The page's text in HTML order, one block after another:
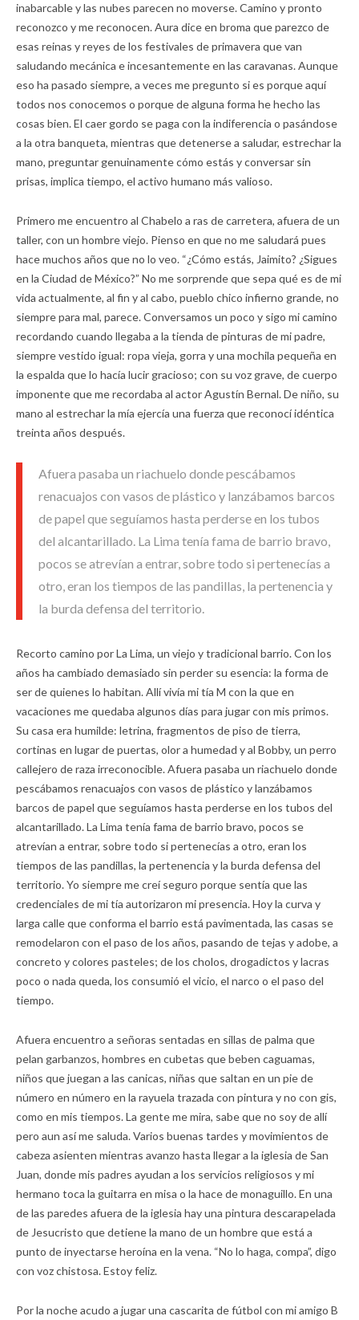
inabarcable y las nubes parecen no moverse. Camino y pronto
reconozco y me reconocen. Aura dice en broma que parezco de
esas reinas y reyes de los festivales de primavera que van
saludando mecánica e incesantemente en las caravanas. Aunque
eso ha pasado siempre, a veces me pregunto si es porque aquí
todos nos conocemos o porque de alguna forma he hecho las
cosas bien. El caer gordo se paga con la indiferencia o pasándose
a la otra banqueta, mientras que detenerse a saludar, estrechar la
mano, preguntar genuinamente cómo estás y conversar sin
prisas, implica tiempo, el activo humano más valioso.
Primero me encuentro al Chabelo a ras de carretera, afuera de un
taller, con un hombre viejo. Pienso en que no me saludará pues
hace muchos años que no lo veo. “¿Cómo estás, Jaimito? ¿Sigues
en la Ciudad de México?” No me sorprende que sepa qué es de mi
vida actualmente, al fin y al cabo, pueblo chico infierno grande, no
siempre para mal, parece. Conversamos un poco y sigo mi camino
recordando cuando llegaba a la tienda de pinturas de mi padre,
siempre vestido igual: ropa vieja, gorra y una mochila pequeña en
la espalda que lo hacía lucir gracioso; con su voz grave, de cuerpo
imponente que me recordaba al actor Agustín Bernal. De niño, su
mano al estrechar la mía ejercía una fuerza que reconocí idéntica
treinta años después.
Afuera pasaba un riachuelo donde pescábamos
renacuajos con vasos de plástico y lanzábamos barcos
de papel que seguíamos hasta perderse en los tubos
del alcantarillado. La Lima tenía fama de barrio bravo,
pocos se atrevían a entrar, sobre todo si pertenecías a
otro, eran los tiempos de las pandillas, la pertenencia y
la burda defensa del territorio.
Recorto camino por La Lima, un viejo y tradicional barrio. Con los
años ha cambiado demasiado sin perder su esencia: la forma de
ser de quienes lo habitan. Allí vivía mi tía M con la que en
vacaciones me quedaba algunos días para jugar con mis primos.
Su casa era humilde: letrina, fragmentos de piso de tierra,
cortinas en lugar de puertas, olor a humedad y al Bobby, un perro
callejero de raza irreconocible. Afuera pasaba un riachuelo donde
pescábamos renacuajos con vasos de plástico y lanzábamos
barcos de papel que seguíamos hasta perderse en los tubos del
alcantarillado. La Lima tenía fama de barrio bravo, pocos se
atrevían a entrar, sobre todo si pertenecías a otro, eran los
tiempos de las pandillas, la pertenencia y la burda defensa del
territorio. Yo siempre me creí seguro porque sentía que las
credenciales de mi tía autorizaron mi presencia. Hoy la curva y
larga calle que conforma el barrio está pavimentada, las casas se
remodelaron con el paso de los años, pasando de tejas y adobe, a
concreto y colores pasteles; de los cholos, drogadictos y lacras
poco o nada queda, los consumió el vicio, el narco o el paso del
tiempo.
Afuera encuentro a señoras sentadas en sillas de palma que
pelan garbanzos, hombres en cubetas que beben caguamas,
niños que juegan a las canicas, niñas que saltan en un pie de
número en número en la rayuela trazada con pintura y no con gis,
como en mis tiempos. La gente me mira, sabe que no soy de allí
pero aun así me saluda. Varios buenas tardes y movimientos de
cabeza asienten mientras avanzo hasta llegar a la iglesia de San
Juan, donde mis padres ayudan a los servicios religiosos y mi
hermano toca la guitarra en misa o la hace de monaguillo. En una
de las paredes afuera de la iglesia hay una pintura descarapelada
de Jesucristo que detiene la mano de un hombre que está a
punto de inyectarse heroína en la vena. “No lo haga, compa”, digo
con voz chistosa. Estoy feliz.
Por la noche acudo a jugar una cascarita de fútbol con mi amigo B